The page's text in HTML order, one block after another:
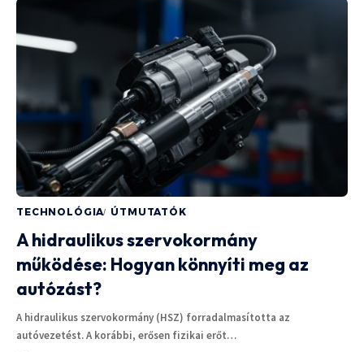
TECHNOLÓGIA ÚTMUTATÓK
A hidraulikus szervokormány
működése: Hogyan könnyíti meg az
autózást?
A hidraulikus szervokormány (HSZ) forradalmasította az
autóvezetést. A korábbi, erősen fizikai erőt…